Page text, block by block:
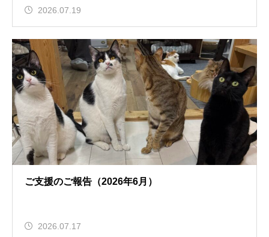
2026.07.19
ご支援のご報告（2026年6月）
2026.07.17